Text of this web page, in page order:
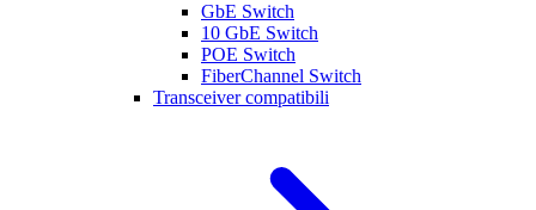
GbE Switch
10 GbE Switch
POE Switch
FiberChannel Switch
Transceiver compatibili